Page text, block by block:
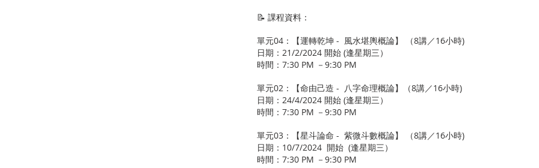
📝 課程資料：
單元04：【運轉乾坤 - 風水堪輿概論】 （8講／16小時)
日期：21/2/2024 開始 (逢星期三）
時間：7:30 PM －9:30 PM
單元02：【命由己造 - 八字命理概論】（8講／16小時)
日期：24/4/2024 開始 (逢星期三）
時間：7:30 PM －9:30 PM
單元03：【星斗論命 - 紫微斗數概論】 （8講／16小時)
日期：10/7/2024 開始 (逢星期三）
時間：7:30 PM －9:30 PM